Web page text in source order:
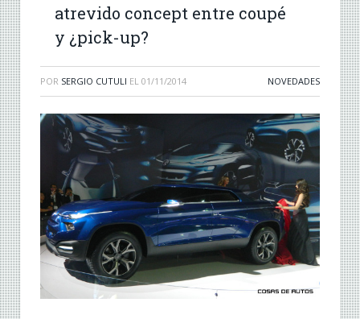
atrevido concept entre coupé
y ¿pick-up?
POR SERGIO CUTULI EL 01/11/2014 NOVEDADES